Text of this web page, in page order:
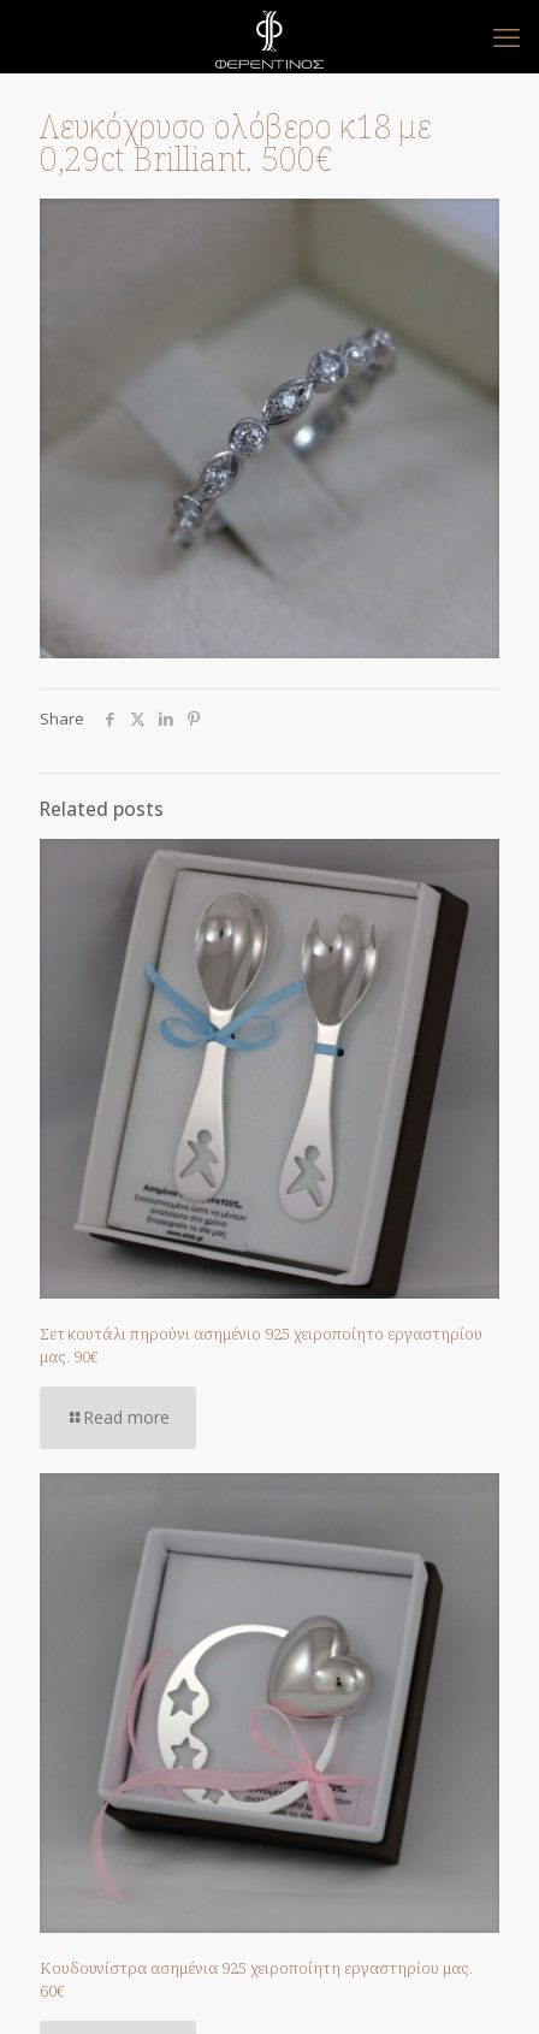
Λευκόχρυσο ολόβερο κ18 με
0,29ct Brilliant. 500€
Share
Related posts
Σετ κουτάλι πηρούνι ασημένιο 925 χειροποίητο εργαστηρίου
μας. 90€
Read more
Κουδουνίστρα ασημένια 925 χειροποίητη εργαστηρίου μας.
60€